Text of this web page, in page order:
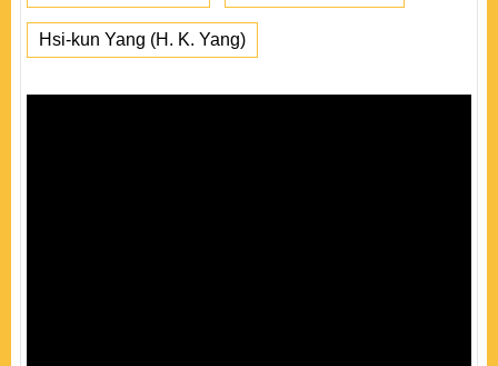
Hsi-kun Yang (H. K. Yang)